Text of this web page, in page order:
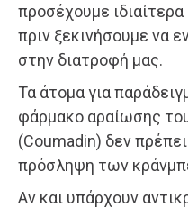
προσέχουμε
πριν ξεκινήσουμε να
στην διατροφή μας.
Τα άτομα για
φάρμακο αραίωσης
(Coumadin) δεν
πρόσληψη των
Αν και υπάρχουν